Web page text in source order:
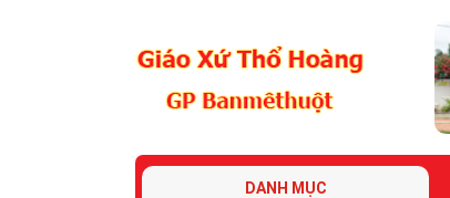
DANH MỤC